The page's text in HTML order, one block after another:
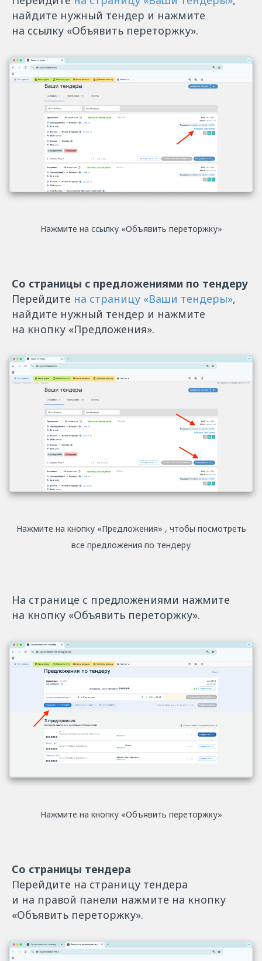
найдите нужный тендер и нажмите
на ссылку «Объявить переторжку».
Нажмите на ссылку «Объявить переторжку»
Со страницы с предложениями по тендеру
Перейдите на страницу «Ваши тендеры»,
найдите нужный тендер и нажмите
на кнопку «Предложения».
Нажмите на кнопку «Предложения» , чтобы посмотреть
все предложения по тендеру
На странице с предложениями нажмите
на кнопку «Объявить переторжку».
Нажмите на кнопку «Объявить переторжку»
Со страницы тендера
Перейдите на страницу тендера
и на правой панели нажмите на кнопку
«Объявить переторжку».